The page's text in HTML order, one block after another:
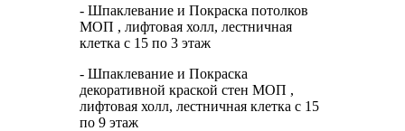
- Шпаклевание и Покраска потолков
МОП , лифтовая холл, лестничная
клетка с 15 по 3 этаж
- Шпаклевание и Покраска
декоративной краской стен МОП ,
лифтовая холл, лестничная клетка с 15
по 9 этаж